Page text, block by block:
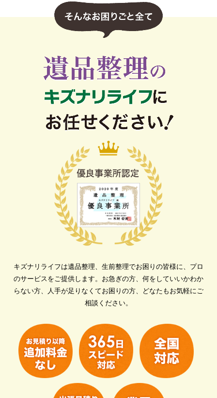
キズナリライフは遺品整理、生前整理でお困りの皆様に、プロ
のサービスをご提供します。 お急ぎの方、何をしていいかわか
らない方、人手が足りなくてお困りの方、どなたもお気軽にご
相談ください。